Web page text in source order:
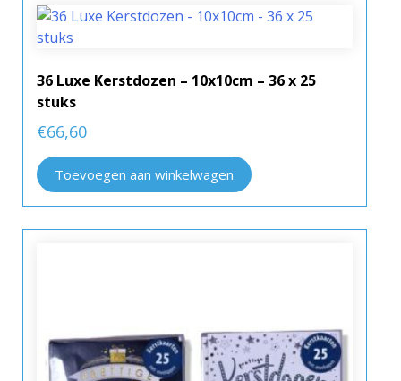
36 Luxe Kerstdozen – 10x10cm – 36 x 25
stuks
€66,60
Toevoegen aan winkelwagen